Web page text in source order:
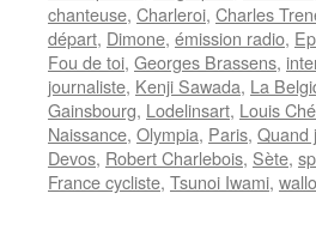
chanteuse, Charleroi, Charles
départ, Dimone, émission radio,
Fou de toi, Georges Brassens,
journaliste, Kenji Sawada, La
Gainsbourg, Lodelinsart, Louis
Naissance, Olympia, Paris, Quand
Devos, Robert Charlebois, Sète,
France cycliste, Tsunoi Iwami,